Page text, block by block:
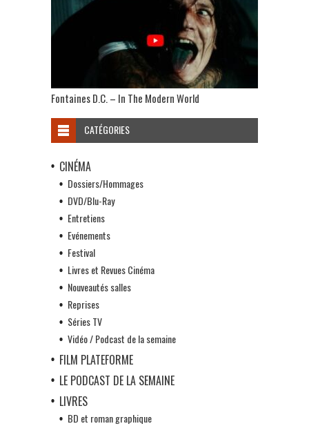
Fontaines D.C. – In The Modern World
CATÉGORIES
CINÉMA
Dossiers/Hommages
DVD/Blu-Ray
Entretiens
Evénements
Festival
Livres et Revues Cinéma
Nouveautés salles
Reprises
Séries TV
Vidéo / Podcast de la semaine
FILM PLATEFORME
LE PODCAST DE LA SEMAINE
LIVRES
BD et roman graphique